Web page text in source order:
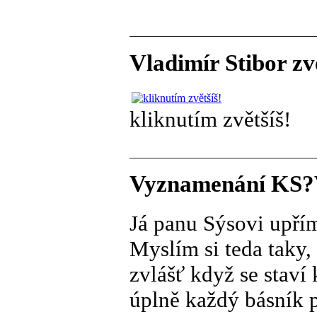
Vladimír Stibor
kliknutím zvětšíš!
Vyznamenání
Já panu Sýsovi
Myslím si teda taky,
zvlášť když se staví
úplně každý básník